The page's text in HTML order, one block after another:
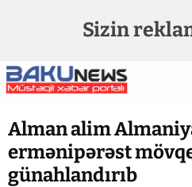
Sizin
Alman alim
ermənipərəst
günahlandırıb